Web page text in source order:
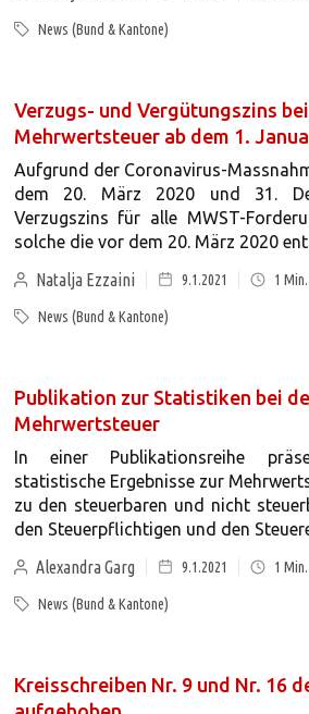
News (Bund & Kantone)
Verzugs- und Vergütungszins
Mehrwertsteuer ab dem 1.
Aufgrund der Coronavirus-
dem 20. März 2020 und 31.
Verzugszins für alle MWST-
solche die vor dem 20. März 2020
Natalja Ezzaini
9.1.2021 1
News (Bund & Kantone)
Publikation zur Statistiken bei
Mehrwertsteuer
In einer Publikationsreihe
statistische Ergebnisse zur
zu den steuerbaren und nicht
den Steuerpflichtigen und den
Alexandra Garg
9.1.2021 1
News (Bund & Kantone)
Kreisschreiben Nr. 9 und Nr. 16